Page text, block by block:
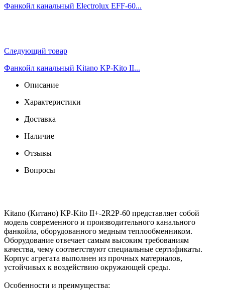
Фанкойл канальный Electrolux EFF-60...
Следующий товар
Фанкойл канальный Kitano KP-Kito II...
Описание
Характеристики
Доставка
Наличие
Отзывы
Вопросы
Kitano (Китано) KP-Kito II+-2R2P-60 представляет собой
модель современного и производительного канального
фанкойла, оборудованного медным теплообменником.
Оборудование отвечает самым высоким требованиям
качества, чему соответствуют специальные сертификаты.
Корпус агрегата выполнен из прочных материалов,
устойчивых к воздействию окружающей среды.
Особенности и преимущества: